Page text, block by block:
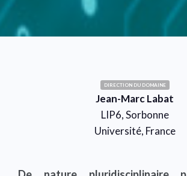
DIRECTION DU DOMAINE
Jean-Marc Labat
LIP6, Sorbonne
Université, France